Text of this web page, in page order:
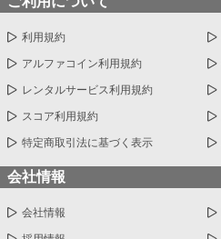
利用規約
アルファコイン利用規約
レンタルサービス利用規約
スコア利用規約
特定商取引法に基づく表示
会社情報
会社情報